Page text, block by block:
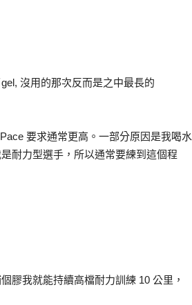
沒用的那次反而是之中最長的
要求通常更高。一部分原因是我喝水
耐力型選手，所以通常要練到這個程
膠我就能持續高檔耐力訓練 10 公里，